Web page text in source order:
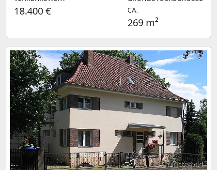
18.400 €
A.
269 m²
Musterbild